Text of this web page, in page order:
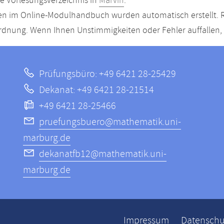
im Online-Modulhandbuch wurden automatisch erstellt.
Wenn Ihnen Unstimmigkeiten oder Fehler
Prüfungsbüro: +49 6421 28-25429
Dekanat: +49 6421 28-21514
+49 6421 28-25466
pruefungsbuero@mathematik.uni-
marburg.de
dekanatfb12@mathematik.uni-
marburg.de
Impressum